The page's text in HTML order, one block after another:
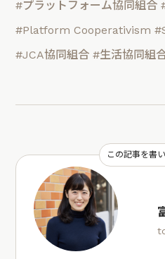
#プラットフォーム協同組合
#Platform Cooperativism
#JCA協同組合 #生活協同組
この記事を書